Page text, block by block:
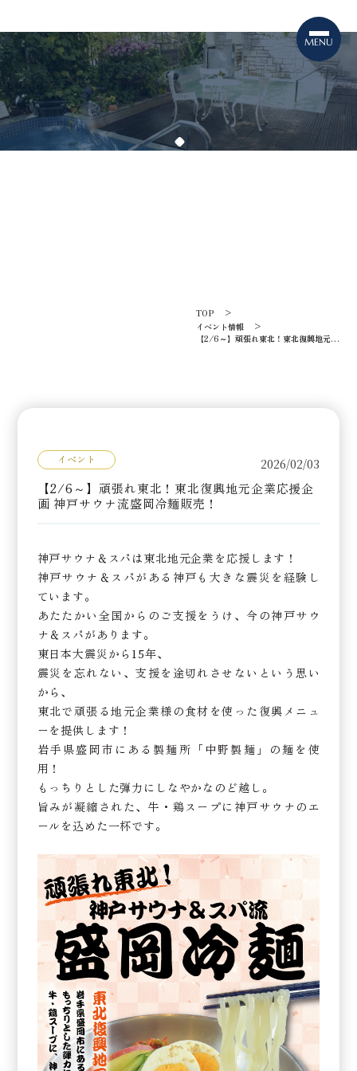
TOP
イベント情報
【2/6～】頑張れ東北！東北復興地元企
イベント 2026/02/03
【2/6～】頑張れ東北！東北復興地元企業応援企
画 神戸サウナ流盛岡冷麺販売！
神戸サウナ＆スパは東北地元企業を応援します！
神戸サウナ＆スパがある神戸も大きな震災を経験し
ています。
あたたかい全国からのご支援をうけ、今の神戸サウ
ナ＆スパがあります。
東日本大震災から15年、
震災を忘れない、支援を途切れさせないという思い
から、
東北で頑張る地元企業様の食材を使った復興メニュ
ーを提供します！
岩手県盛岡市にある製麺所「中野製麺」の麺を使
用！
もっちりとした弾力にしなやかなのど越し。
旨みが凝縮された、牛・鶏スープに神戸サウナのエ
ールを込めた一杯です。